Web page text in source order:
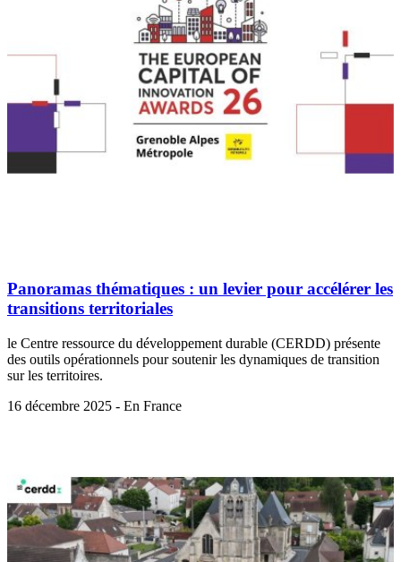
Panoramas thématiques : un levier pour accélérer les
transitions territoriales
le Centre ressource du développement durable (CERDD) présente
des outils opérationnels pour soutenir les dynamiques de transition
sur les territoires.
16 décembre 2025 - En France